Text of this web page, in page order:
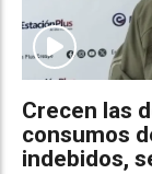
Crecen las
consumos
indebidos,